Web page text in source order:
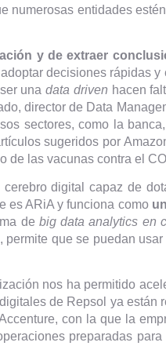
numerosas entidades
y de extraer
decisiones rápidas
ser unadata driven hacen
director de Data
sectores, como la
sugeridos por
de las vacunas contra el
digital capaz de
es ARiA y funciona como
de big data analytics en
que se puedan
nos ha permitido
de Repsol ya están
con la que la
preparadas